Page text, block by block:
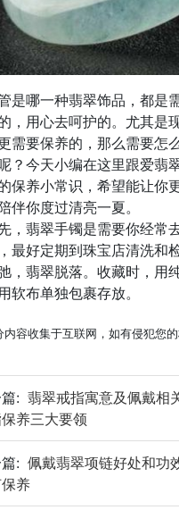
哪一种翡翠饰品，都是
，用心去呵护的。尤其是
需要保养的，那么需要怎
？今天小编在这里跟爱翡
保养小常识，希望能让你
伴你度过清亮一夏。
翡翠手镯是需要你经常
最好定期到珠宝店清洗和
，翡翠脱落。收藏时，用
软布单独包裹存放。
内容收集于互联网，如有侵犯您
: 翡翠戒指寓意及佩戴相
养三大要领
: 佩戴翡翠项链好处和功
养